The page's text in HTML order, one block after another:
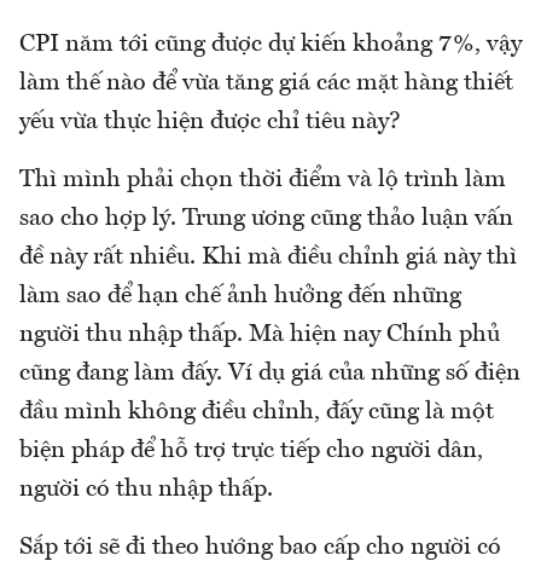
CPI năm tới cũng được dự kiến khoảng 7%, vậy
làm thế nào để vừa tăng giá các mặt hàng thiết
yếu vừa thực hiện được chỉ tiêu này?
Thì mình phải chọn thời điểm và lộ trình làm
sao cho hợp lý. Trung ương cũng thảo luận vấn
đề này rất nhiều. Khi mà điều chỉnh giá này thì
làm sao để hạn chế ảnh hưởng đến những
người thu nhập thấp. Mà hiện nay Chính phủ
cũng đang làm đấy. Ví dụ giá của những số điện
đầu mình không điều chỉnh, đấy cũng là một
biện pháp để hỗ trợ trực tiếp cho người dân,
người có thu nhập thấp.
Sắp tới sẽ đi theo hướng bao cấp cho người có